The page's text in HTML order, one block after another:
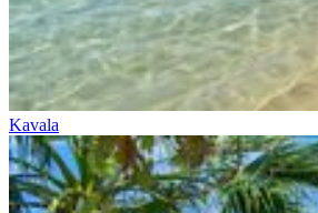
Kavala